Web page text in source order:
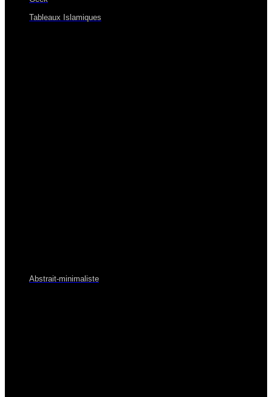
Tableaux Islamiques
Abstrait-minimaliste